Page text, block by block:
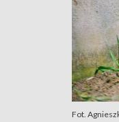
Fot.